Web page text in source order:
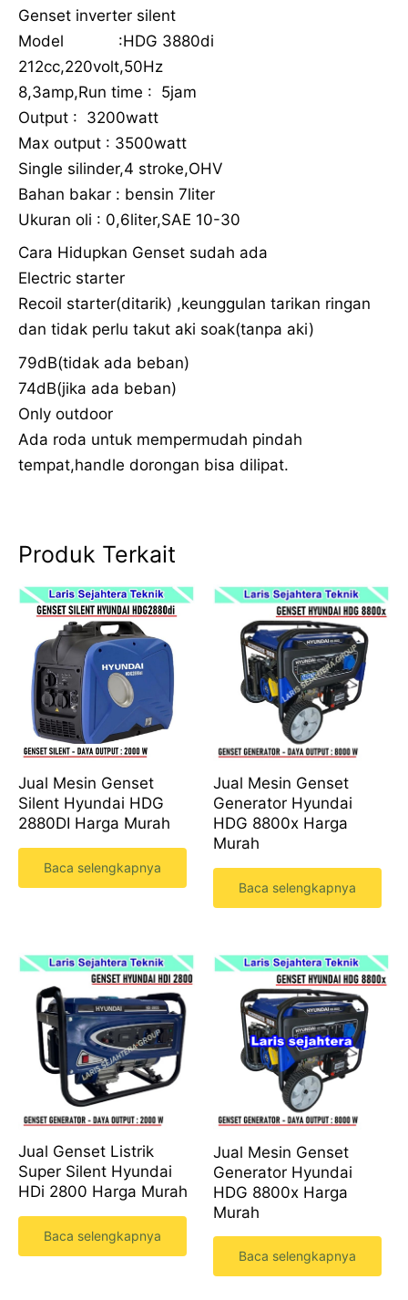
Genset inverter silent
Model :HDG 3880di
212cc,220volt,50Hz
8,3amp,Run time : 5jam
Output : 3200watt
Max output : 3500watt
Single silinder,4 stroke,OHV
Bahan bakar : bensin 7liter
Ukuran oli : 0,6liter,SAE 10-30
Cara Hidupkan Genset sudah ada
Electric starter
Recoil starter(ditarik) ,keunggulan tarikan ringan
dan tidak perlu takut aki soak(tanpa aki)
79dB(tidak ada beban)
74dB(jika ada beban)
Only outdoor
Ada roda untuk mempermudah pindah
tempat,handle dorongan bisa dilipat.
Produk Terkait
Jual Mesin Genset
Silent Hyundai HDG
2880DI Harga Murah
Baca selengkapnya
Jual Mesin Genset
Generator Hyundai
HDG 8800x Harga
Murah
Baca selengkapnya
Jual Genset Listrik
Super Silent Hyundai
HDi 2800 Harga Murah
Baca selengkapnya
Jual Mesin Genset
Generator Hyundai
HDG 8800x Harga
Murah
Baca selengkapnya